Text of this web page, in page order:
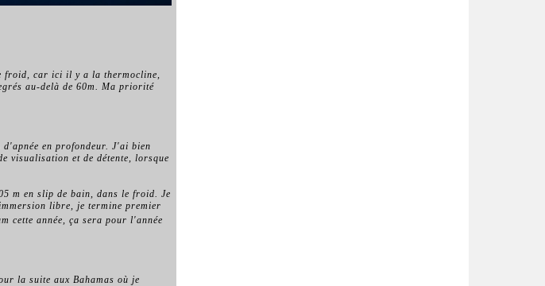
froid, car ici il y a la thermocline,
au-delà de 60m. Ma priorité
en profondeur. J'ai bien
visualisation et de détente, lorsque
m en slip de bain, dans le froid. Je
libre, je termine premier
cette année, ça sera pour l'année
la suite aux Bahamas où je